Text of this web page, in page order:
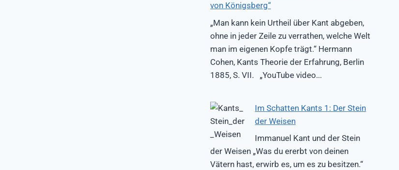
von Königsberg“
„Man kann kein Urtheil über Kant abgeben,
ohne in jeder Zeile zu verrathen, welche Welt
man im eigenen Kopfe trägt.“ Hermann
Cohen, Kants Theorie der Erfahrung, Berlin
1885, S. VII. „YouTube video...
Im Schatten Kants 1: Der Stein
der Weisen
Immanuel Kant und der Stein
der Weisen „Was du ererbt von deinen
Vätern hast, erwirb es, um es zu besitzen.“